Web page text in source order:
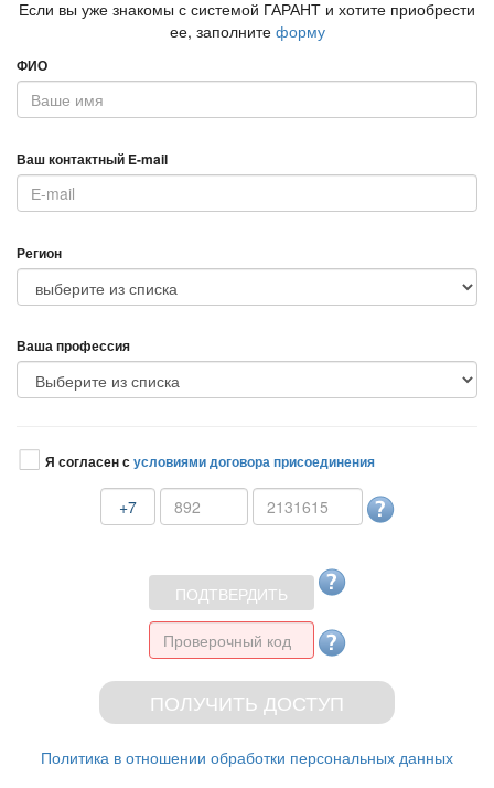
Если вы уже знакомы с системой ГАРАНТ и хотите приобрести
ее, заполните форму
ФИО
аш контактный E-mail
Регион
аша профессия
Я согласен сусловиями договора присоединения
+7
Политика в отношении обработки персональных данных